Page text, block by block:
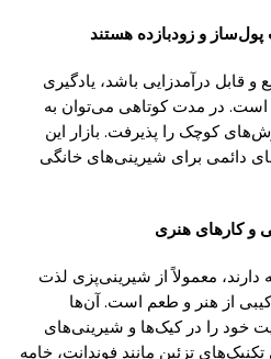
درآمدزایی باشد، یادگیری
است. در مدت کوتاهی می‌توان به
کوچک را پذیرفت. بازار این
دائمی برای شیرینی‌های خانگی
دارند، معمولاً از شیرینی‌پزی لذت
از هنر و طعم است. آن‌ها
خود را در کیک‌ها و شیرینی‌های
تزئین مانند فوندانت، خامه